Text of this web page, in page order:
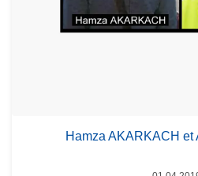
Hamza AKARKACH et